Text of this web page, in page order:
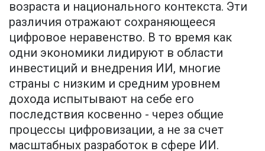
возраста и национального контекста. Эти
различия отражают сохраняющееся
цифровое неравенство. В то время как
одни экономики лидируют в области
инвестиций и внедрения ИИ, многие
страны с низким и средним уровнем
дохода испытывают на себе его
последствия косвенно - через общие
процессы цифровизации, а не за счет
масштабных разработок в сфере ИИ.